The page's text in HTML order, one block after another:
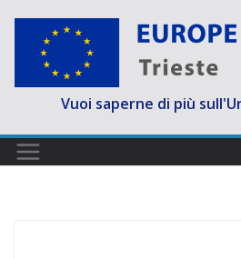
contenuto
Vuoi saperne di più